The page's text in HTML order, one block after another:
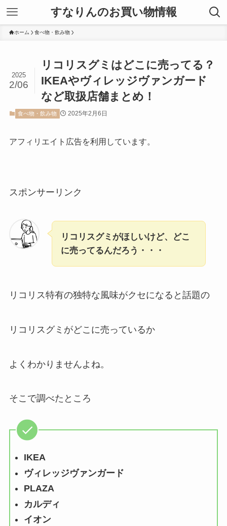
すなりんのお買い物情報
ホーム 食べ物・飲み物
リコリスグミはどこに売ってる？
IKEAやヴィレッジヴァンガード
など取扱店舗まとめ！
2025
2/06
食べ物・飲み物 2025年2月6日
アフィリエイト広告を利用しています。
スポンサーリンク
リコリスグミがほしいけど、どこ
に売ってるんだろう・・・
リコリス特有の独特な風味がクセになると話題の
リコリスグミがどこに売っているか
よくわかりませんよね。
そこで調べたところ
IKEA
ヴィレッジヴァンガード
PLAZA
カルディ
イオン